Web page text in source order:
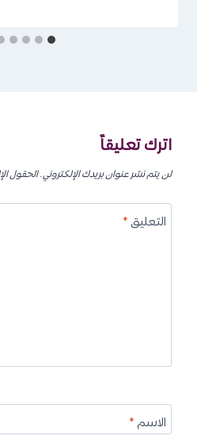
اترك تعليقاً
لن يتم نشر عنوان بريدك الإلكتروني.الحقول
التعليق*
الاسم*